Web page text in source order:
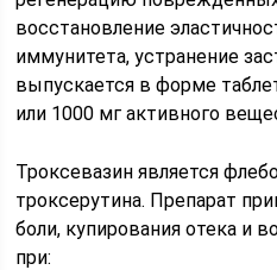
восстановление
иммунитета, устранение
выпускается в форме
или 1000 мг активного
Троксевазин является
троксерутина. Препарат
боли, купирования отека и
при: